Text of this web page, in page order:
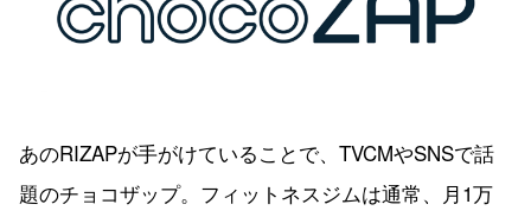
あのRIZAPが手がけていることで、TVCMやSNSで話
題のチョコザップ。フィットネスジムは通常、月1万